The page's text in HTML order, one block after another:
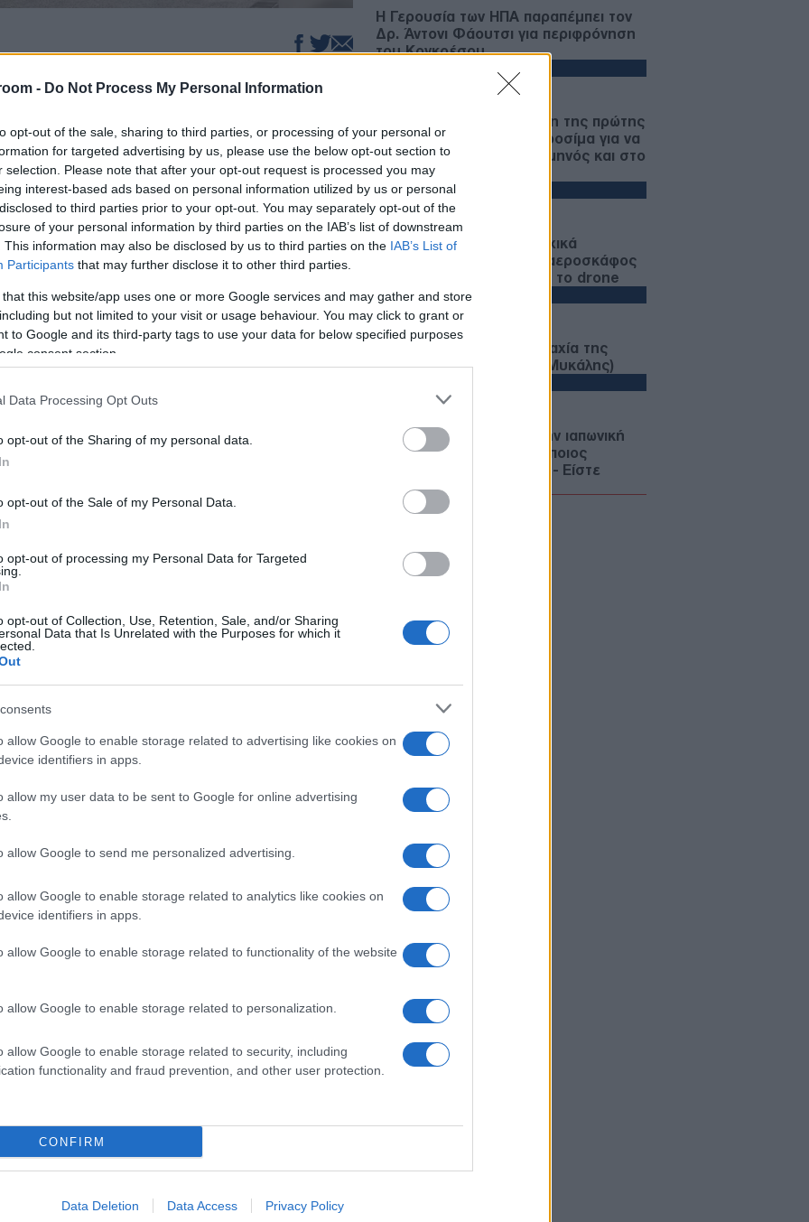
- Do Not Process My Personal Information
opt-out of the sale, sharing to third parties, or processing of your personal or
for targeted advertising by us, please use the below opt-out section to
selection. Please note that after your opt-out request is processed you may
interest-based ads based on personal information utilized by us or personal
to third parties prior to your opt-out. You may separately opt-out of the
of your personal information by third parties on the IAB’s list of downstream
This information may also be disclosed by us to third parties on the IAB’s List of
Participants that may further disclose it to other third parties.
that this website/app uses one or more Google services and may gather and store
but not limited to your visit or usage behaviour. You may click to grant or
to Google and its third-party tags to use your data for below specified purposes
consent section.
Data Processing Opt Outs
opt-out of the Sharing of my personal data.
opt-out of the Sale of my Personal Data.
opt-out of processing my Personal Data for Targeted
opt-out of Collection, Use, Retention, Sale, and/or Sharing
Data that Is Unrelated with the Purposes for which it
allow Google to enable storage related to advertising like cookies on
identifiers in apps.
allow my user data to be sent to Google for online advertising
allow Google to send me personalized advertising.
allow Google to enable storage related to analytics like cookies on
identifiers in apps.
allow Google to enable storage related to functionality of the website
allow Google to enable storage related to personalization.
allow Google to enable storage related to security, including
functionality and fraud prevention, and other user protection.
CONFIRM
Data Deletion Data Access Privacy Policy
διευρυμένου συνασπισμού των
θέση και να καταδικάσουν τις
Πολιτειών και του Ισραήλ απηύθυνε
στην πλατφόρμα Telegram, ο Ιρανός
, κατηγόρησε την Ουάσινγκτον και το
του διεθνούς δικαίου, ζητώντας
στην εργαλειοποίηση και την
χρησιμοποίησε ιδιαίτερα οξύ τόνο,
ανάγκη να μπει ένα τέλος σε αυτό που
και ατιμωρησίας» της Δύσης,
«συντριβή» αυτής της νοοτροπίας.
βαρύτητα δεδομένου του
ενός μπλοκ που πλέον, εκτός από τις
Ινδία, Κίνα και Νότια Αφρική),
χώρες-κλειδιά όπως η Αίγυπτος, η Αιθιοπία,
και το ίδιο το Ιράν, φιλοδοξώντας
κυριαρχία της Δύσης.
NEWS ΚΑΝΟΝΤΑΣ ΚΛΙΚ ΕΔΩ
Η Γερουσία των ΗΠΑ παραπέμπει τον
Δρ. Άντονι Φάουτσι για περιφρόνηση
του Κογκρέσου
06/08/26 - 17:00
6 Αυγούστου 1945: Η ρίψη της πρώτης
ατομικής βόμβας στη Χιροσίμα για να
ακολουθήσει στις 9 του μηνός και στο
Ναγκασάκι
ΔΙΕΘΝΗ
06/08/26 - 16:41
Γερμανικά ΜΜΕ: Πυρομαχικά
μετέφερε το ουκρανικό αεροσκάφος
δίπλα στο οποίο βρέθηκε το drone
ΑΜΥΝΑ
06/08/26 - 16:33
5 Αυγούστου 1824: Ναυμαχία της
Σάμου (ή Ναυμαχία της Μυκάλης)
06/08/26 - 16:22
Επίθεση Μεντβέντεφ στην ιαπωνική
ηγεσία: «Δεν αναφέρετε ποιος
βομβάρδισε τη Χιροσίμα - Είστε
υποτελείς των ΗΠΑ»
ΔΙΕΘΝΗ
ΕΕ: «Παραμένουμε ευάλωτοι» όσο οι
συνοριακοί έλεγχοι εξαρτώνται από
06/08/26 - 16:06
Μέτωπο 8 μουσουλμανικών κρατών
παραβίαση του ειρηνευτικού σχεδίου
Τραμπ στη Γάζα
06/08/26 - 15:36
Ομάν και Ιράν συμφώνησαν για τα
Στενά του Ορμούζ, εκκρεμεί η τελική
έγκριση
06/08/26 - 15:22
blackout ο πυρηνικός σταθμός της
Τσερναβόντα
ΔΙΕΘΝΗ
ΔΙΕΘΝΗ